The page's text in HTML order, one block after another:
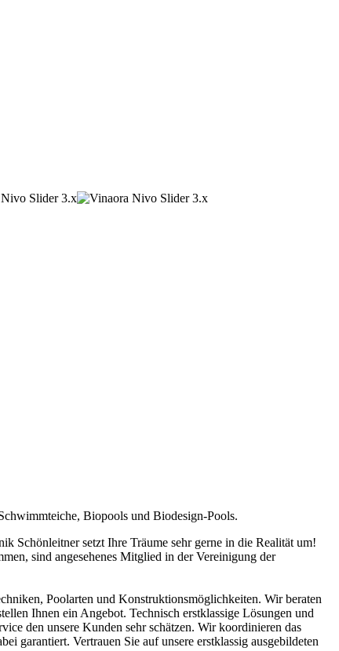
Biopools und Biodesign-Pools.
Schönleitner setzt Ihre Träume sehr gerne in die Realität um!
sind angesehenes Mitglied in der Vereinigung der
Poolarten und Konstruktionsmöglichkeiten. Wir beraten
Ihnen ein Angebot. Technisch erstklassige Lösungen und
den unsere Kunden sehr schätzen. Wir koordinieren das
garantiert. Vertrauen Sie auf unsere erstklassig ausgebildeten